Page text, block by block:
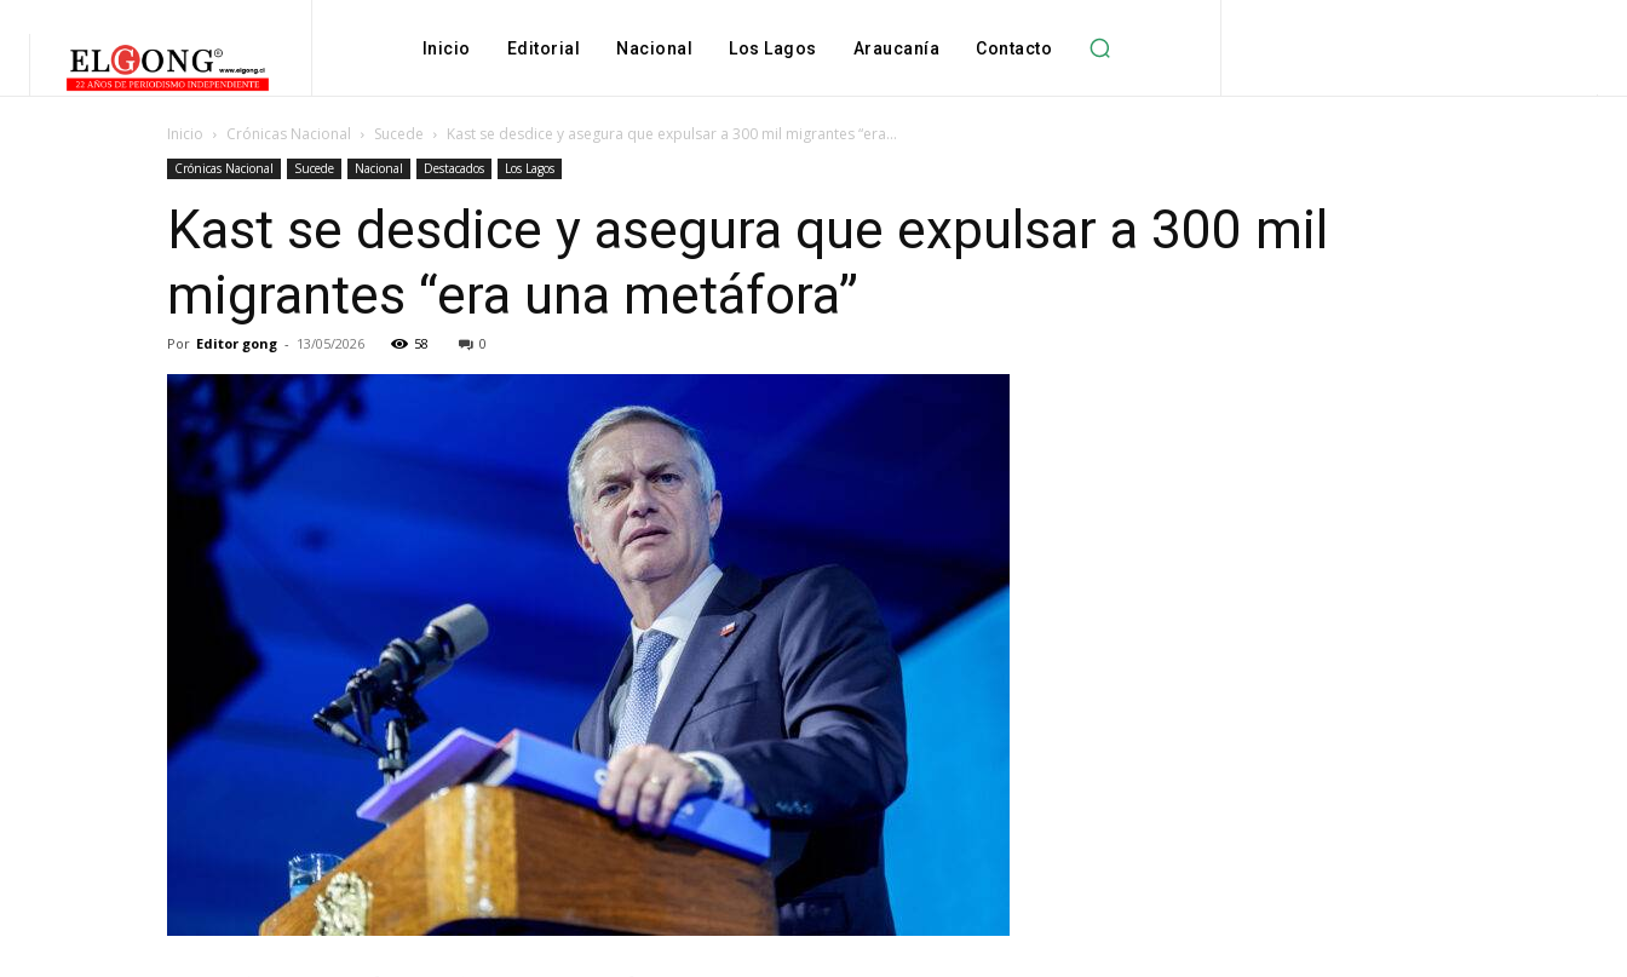
Inicio Editorial Nacional Los Lagos Araucanía Contacto
Inicio Crónicas Nacional Sucede Kast se desdice y asegura que expulsar a 300 mil migrantes “era...
Crónicas Nacional Sucede Nacional Destacados Los Lagos
Kast se desdice y asegura que expulsar a 300 mil
migrantes “era una metáfora”
Por Editor gong - 13/05/2026 58 0